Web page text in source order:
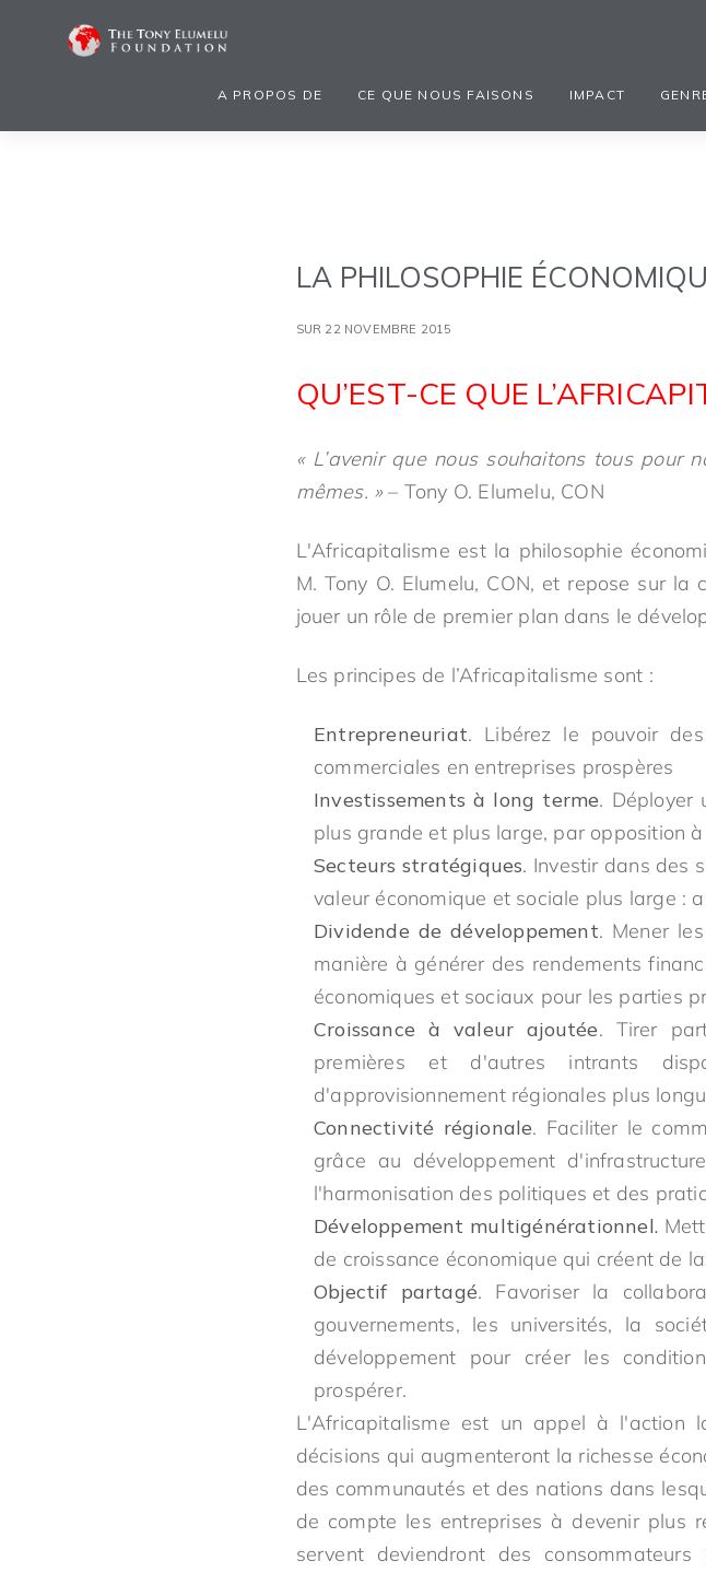
A PROPOS DE CE QUE NOUS FAISONS IMPACT
LA PHILOSOPHIE
SUR 22 NOVEMBRE 2015
QU’EST-CE QUE
« L’avenir que nous souhaitons tous pour
mêmes. » – Tony O. Elumelu, CON
L'Africapitalisme est la philosophie
M. Tony O. Elumelu, CON, et repose sur
jouer un rôle de premier plan dans le
Les principes de l’Africapitalisme sont :
Entrepreneuriat. Libérez le pouvoir
commerciales en entreprises prospères
Investissements à long terme. Déployer
plus grande et plus large, par opposition
Secteurs stratégiques. Investir dans des
valeur économique et sociale plus large :
Dividende de développement. Mener
manière à générer des rendements
économiques et sociaux pour les parties
Croissance à valeur ajoutée. Tirer
premières et d'autres intrants
d'approvisionnement régionales plus
Connectivité régionale. Faciliter le
grâce au développement
l'harmonisation des politiques et des
Développement multigénérationnel.
de croissance économique qui créent de
Objectif partagé. Favoriser la
gouvernements, les universités, la
développement pour créer les
prospérer.
L'Africapitalisme est un appel à l'action
décisions qui augmenteront la richesse
des communautés et des nations dans
de compte les entreprises à devenir plus
servent deviendront des